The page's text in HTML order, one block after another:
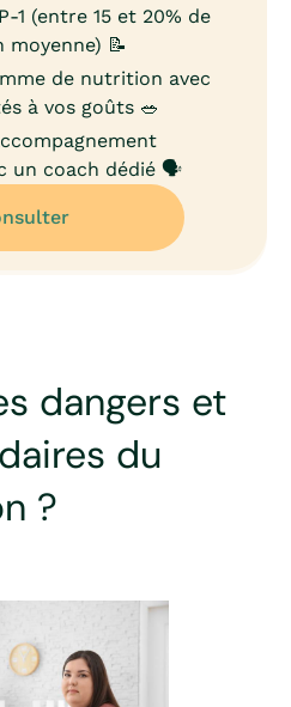
1 (entre 15 et 20% de
moyenne) 📝
de nutrition avec
à vos goûts 🥗
un coach dédié 🗣️
dangers et
du
?